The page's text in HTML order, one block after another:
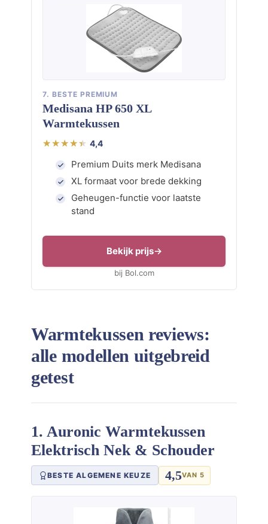
7. BESTE PREMIUM
Medisana HP 650 XL
Warmtekussen
4,4
Premium Duits merk Medisana
XL formaat voor brede dekking
Geheugen-functie voor laatste
stand
Bekijk prijs
bij Bol.com
Warmtekussen reviews:
alle modellen uitgebreid
getest
1. Auronic Warmtekussen
Elektrisch Nek & Schouder
BESTE ALGEMENE KEUZE 4,5VAN 5